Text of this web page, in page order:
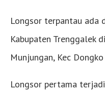
Longsor terpantau ada
Kabupaten Trenggalek
Munjungan, Kec
Longsor pertama